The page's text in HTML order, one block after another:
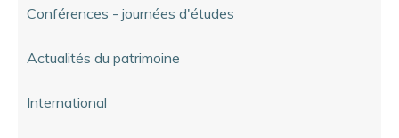
Conférences - journées d'études
Actualités du patrimoine
International